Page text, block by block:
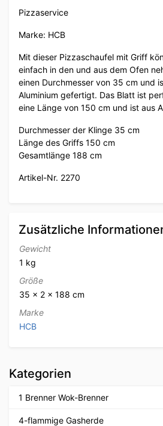
Pizzaservice
Marke: HCB
Mit dieser Pizzaschaufel mit Griff
einfach in den und aus dem Ofen
einen Durchmesser von 35 cm und
Aluminium gefertigt. Das Blatt ist
eine Länge von 150 cm und ist aus
Durchmesser der Klinge 35 cm
Länge des Griffs 150 cm
Gesamtlänge 188 cm
Artikel-Nr. 2270
Zusätzliche
Gewicht
1 kg
Größe
35 × 2 × 188 cm
Marke
HCB
Kategorien
1 Brenner Wok-Brenner
4-flammige Gasherde